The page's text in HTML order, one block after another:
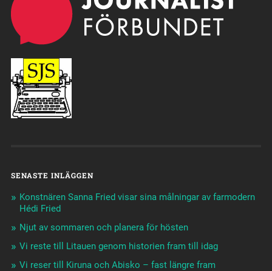
SENASTE INLÄGGEN
Konstnären Sanna Fried visar sina målningar av farmodern
Hédi Fried
Njut av sommaren och planera för hösten
Vi reste till Litauen genom historien fram till idag
Vi reser till Kiruna och Abisko – fast längre fram